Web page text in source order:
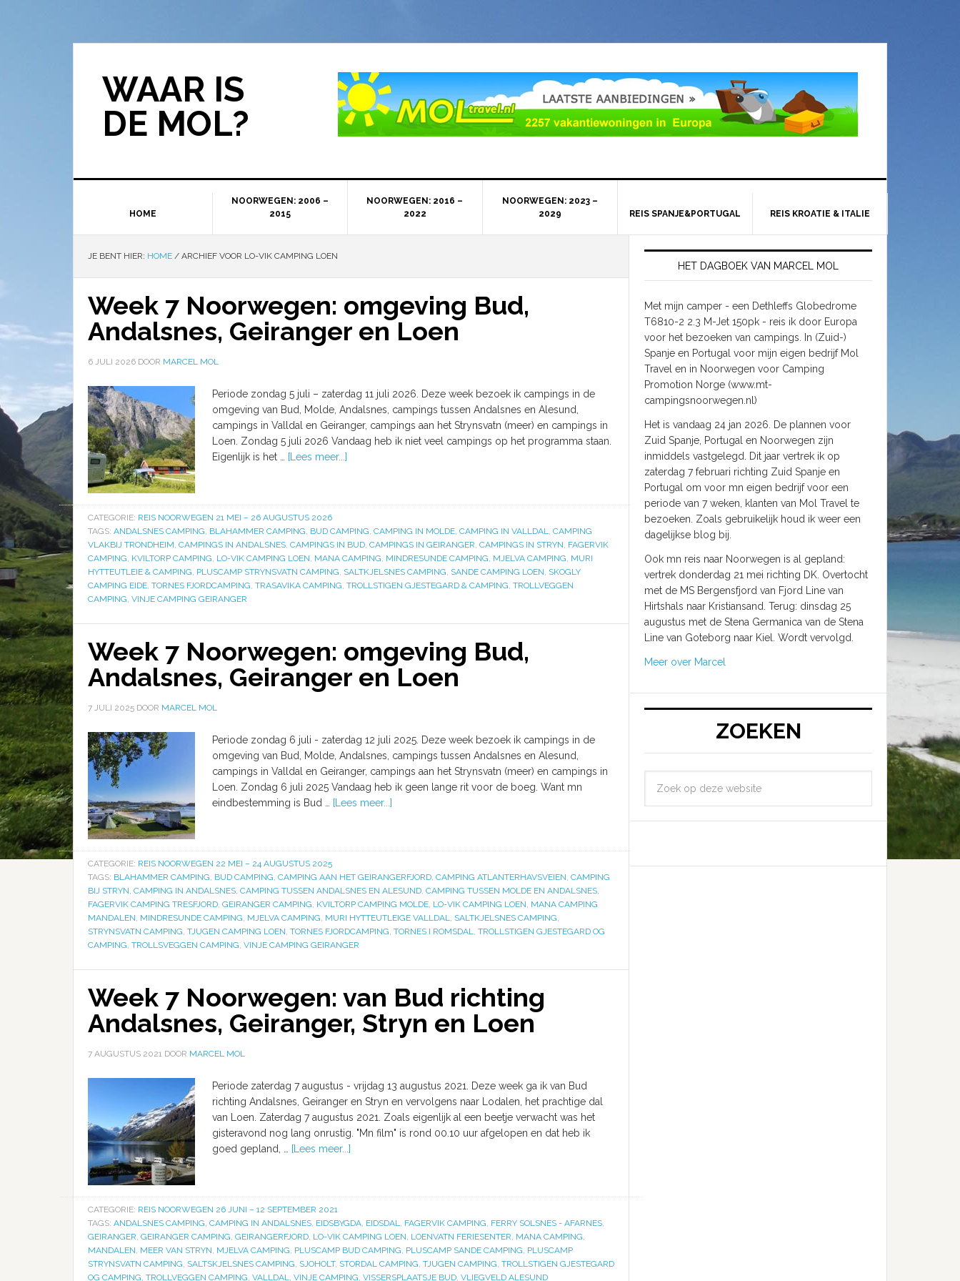
WAAR IS
DE MOL?
HOME
NOORWEGEN: 2006 –
2015
NOORWEGEN: 2016 –
2022
NOORWEGEN: 2023 –
2029
REIS SPANJE&PORTUGAL REIS KROATIE & ITALIE
JE BENT HIER: HOME / ARCHIEF VOOR LO-VIK CAMPING LOEN
Week 7 Noorwegen: omgeving Bud,
Andalsnes, Geiranger en Loen
6 JULI 2026 DOOR MARCEL MOL
Periode zondag 5 juli – zaterdag 11 juli 2026. Deze week bezoek ik campings in de
omgeving van Bud, Molde, Andalsnes, campings tussen Andalsnes en Alesund,
campings in Valldal en Geiranger, campings aan het Strynsvatn (meer) en campings in
Loen. Zondag 5 juli 2026 Vandaag heb ik niet veel campings op het programma staan.
Eigenlijk is het …
[Lees meer...]
CATEGORIE: REIS NOORWEGEN 21 MEI – 26 AUGUSTUS 2026
TAGS: ANDALSNES CAMPING, BLAHAMMER CAMPING, BUD CAMPING, CAMPING IN MOLDE, CAMPING IN VALLDAL, CAMPING
VLAKBIJ TRONDHEIM, CAMPINGS IN ANDALSNES, CAMPINGS IN BUD, CAMPINGS IN GEIRANGER, CAMPINGS IN STRYN, FAGERVIK
CAMPING, KVILTORP CAMPING, LO-VIK CAMPING LOEN, MANA CAMPING, MINDRESUNDE CAMPING, MJELVA CAMPING, MURI
HYTTEUTLEIE & CAMPING, PLUSCAMP STRYNSVATN CAMPING, SALTKJELSNES CAMPING, SANDE CAMPING LOEN, SKOGLY
CAMPING EIDE, TORNES FJORDCAMPING, TRASAVIKA CAMPING, TROLLSTIGEN GJESTEGARD & CAMPING, TROLLVEGGEN
CAMPING, VINJE CAMPING GEIRANGER
Week 7 Noorwegen: omgeving Bud,
Andalsnes, Geiranger en Loen
7 JULI 2025 DOOR MARCEL MOL
Periode zondag 6 juli - zaterdag 12 juli 2025. Deze week bezoek ik campings in de
omgeving van Bud, Molde, Andalsnes, campings tussen Andalsnes en Alesund,
campings in Valldal en Geiranger, campings aan het Strynsvatn (meer) en campings in
Loen. Zondag 6 juli 2025 Vandaag heb ik geen lange rit voor de boeg. Want mn
eindbestemming is Bud …
[Lees meer...]
CATEGORIE: REIS NOORWEGEN 22 MEI – 24 AUGUSTUS 2025
TAGS: BLAHAMMER CAMPING, BUD CAMPING, CAMPING AAN HET GEIRANGERFJORD, CAMPING ATLANTERHAVSVEIEN, CAMPING
BIJ STRYN, CAMPING IN ANDALSNES, CAMPING TUSSEN ANDALSNES EN ALESUND, CAMPING TUSSEN MOLDE EN ANDALSNES,
FAGERVIK CAMPING TRESFJORD, GEIRANGER CAMPING, KVILTORP CAMPING MOLDE, LO-VIK CAMPING LOEN, MANA CAMPING
MANDALEN, MINDRESUNDE CAMPING, MJELVA CAMPING, MURI HYTTEUTLEIGE VALLDAL, SALTKJELSNES CAMPING,
STRYNSVATN CAMPING, TJUGEN CAMPING LOEN, TORNES FJORDCAMPING, TORNES I ROMSDAL, TROLLSTIGEN GJESTEGARD OG
CAMPING, TROLLSVEGGEN CAMPING, VINJE CAMPING GEIRANGER
Week 7 Noorwegen: van Bud richting
Andalsnes, Geiranger, Stryn en Loen
7 AUGUSTUS 2021 DOOR MARCEL MOL
Periode zaterdag 7 augustus - vrijdag 13 augustus 2021. Deze week ga ik van Bud
richting Andalsnes, Geiranger en Stryn en vervolgens naar Lodalen, het prachtige dal
van Loen. Zaterdag 7 augustus 2021. Zoals eigenlijk al een beetje verwacht was het
gisteravond nog lang onrustig. "Mn film" is rond 00.10 uur afgelopen en dat heb ik
goed gepland, …
[Lees meer...]
CATEGORIE: REIS NOORWEGEN 26 JUNI – 12 SEPTEMBER 2021
TAGS: ANDALSNES CAMPING, CAMPING IN ANDALSNES, EIDSBYGDA, EIDSDAL, FAGERVIK CAMPING, FERRY SOLSNES - AFARNES,
GEIRANGER, GEIRANGER CAMPING, GEIRANGERFJORD, LO-VIK CAMPING LOEN, LOENVATN FERIESENTER, MANA CAMPING,
MANDALEN, MEER VAN STRYN, MJELVA CAMPING, PLUSCAMP BUD CAMPING, PLUSCAMP SANDE CAMPING, PLUSCAMP
STRYNSVATN CAMPING, SALTSKJELSNES CAMPING, SJOHOLT, STORDAL CAMPING, TJUGEN CAMPING, TROLLSTIGEN GJESTEGARD
OG CAMPING, TROLLVEGGEN CAMPING, VALLDAL, VINJE CAMPING, VISSERSPLAATSJE BUD, VLIEGVELD ALESUND
HET DAGBOEK VAN MARCEL MOL
Met mijn camper - een Dethleffs Globedrome
T6810-2 2.3 M-Jet 150pk - reis ik door Europa
voor het bezoeken van campings. In (Zuid-)
Spanje en Portugal voor mijn eigen bedrijf Mol
Travel en in Noorwegen voor Camping
Promotion Norge (www.mt-
campingsnoorwegen.nl)
Het is vandaag 24 jan 2026. De plannen voor
Zuid Spanje, Portugal en Noorwegen zijn
inmiddels vastgelegd. Dit jaar vertrek ik op
zaterdag 7 februari richting Zuid Spanje en
Portugal om voor mn eigen bedrijf voor een
periode van 7 weken, klanten van Mol Travel te
bezoeken. Zoals gebruikelijk houd ik weer een
dagelijkse blog bij.
Ook mn reis naar Noorwegen is al gepland:
vertrek donderdag 21 mei richting DK. Overtocht
met de MS Bergensfjord van Fjord Line van
Hirtshals naar Kristiansand. Terug: dinsdag 25
augustus met de Stena Germanica van de Stena
Line van Goteborg naar Kiel. Wordt vervolgd.
Meer over Marcel
ZOEKEN